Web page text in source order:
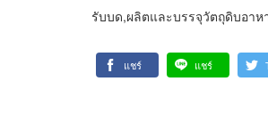
รับบด,ผลิตและบรรจุวัตถุดิบอาห
แชร์ แชร์